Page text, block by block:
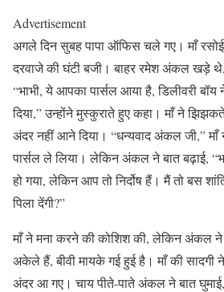
Advertisement
अगले दिन सुबह पापा ऑफिस चले गए। माँ
दरवाजे की घंटी बजी। बाहर रमेश अंकल खड़े थे,
“भाभी, ये आपका पार्सल आया है, डिलीवरी
दिया,” उन्होंने मुस्कुराते हुए कहा। माँ ने
अंदर नहीं आने दिया। “धन्यवाद अंकल जी,”
पार्सल ले लिया। लेकिन अंकल ने बात बढ़ाई,
हो गया, लेकिन आप तो निर्दोष हैं। मैं तो बस
पिला देंगी?”
माँ ने मना करने की कोशिश की, लेकिन अंकल ने
अकेले हैं, बीवी मायके गई हुई है। माँ की सादगी
अंदर आ गए। चाय पीते-पाते अंकल ने बात